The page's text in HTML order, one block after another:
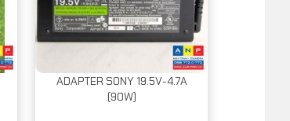
ADAPTER SONY 19.5V-4.7A
(90W)